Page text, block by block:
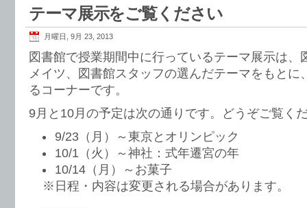
テーマ展示をご覧ください
月曜日, 9月 23, 2013
図書館で授業期間中に行っているテーマ展示は、
メイツ、図書館スタッフの選んだテーマをもとに
るコーナーです。
9月と10月の予定は次の通りです。どうぞご覧く
9/23（月）～東京とオリンピック
10/1（火）～神社：式年遷宮の年
10/14（月）～お菓子
※日程・内容は変更される場合があります。